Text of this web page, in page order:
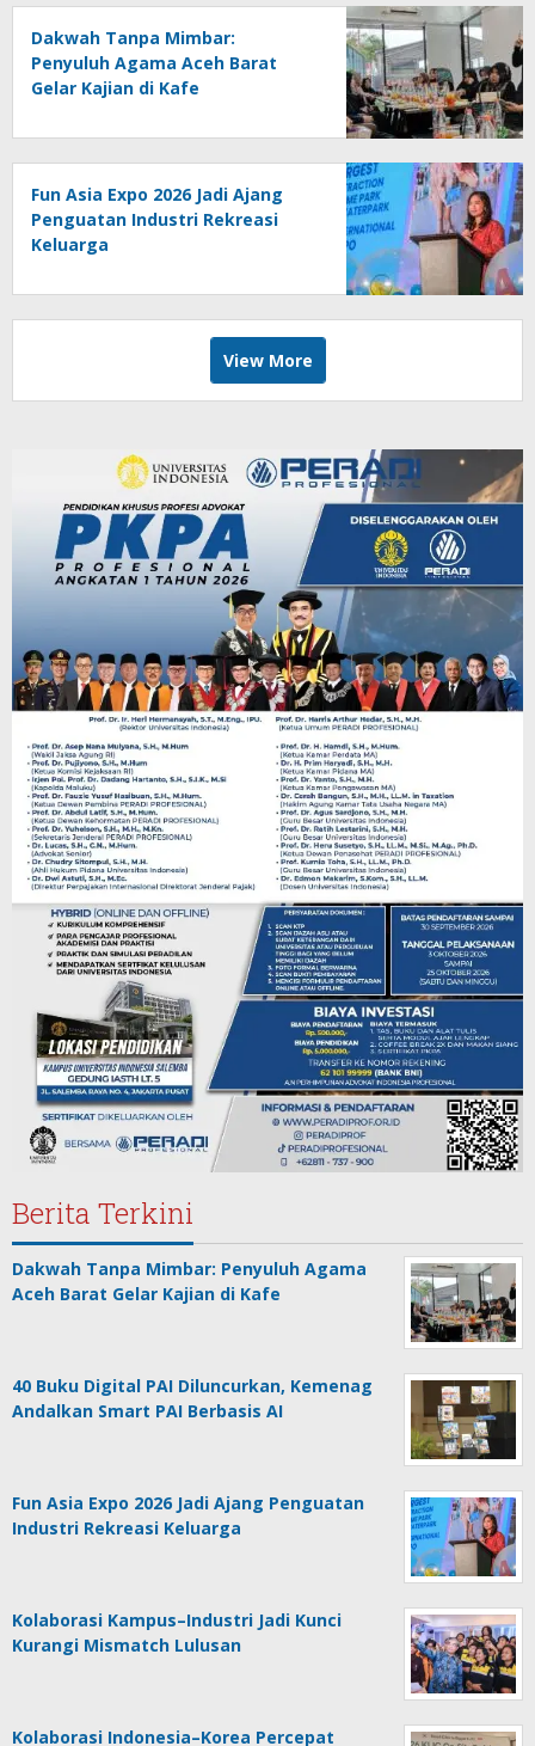
Dakwah Tanpa Mimbar:
Penyuluh Agama Aceh Barat
Gelar Kajian di Kafe
Fun Asia Expo 2026 Jadi Ajang
Penguatan Industri Rekreasi
Keluarga
View More
Berita Terkini
Dakwah Tanpa Mimbar: Penyuluh Agama
Aceh Barat Gelar Kajian di Kafe
40 Buku Digital PAI Diluncurkan, Kemenag
Andalkan Smart PAI Berbasis AI
Fun Asia Expo 2026 Jadi Ajang Penguatan
Industri Rekreasi Keluarga
Kolaborasi Kampus–Industri Jadi Kunci
Kurangi Mismatch Lulusan
Kolaborasi Indonesia–Korea Percepat